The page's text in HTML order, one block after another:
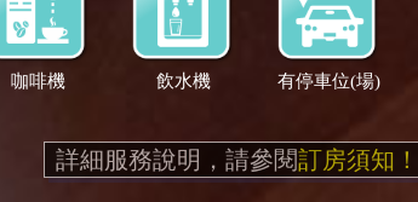
咖啡機 飲水機 有停車位(場)
詳細服務說明，請參閱訂房須知！